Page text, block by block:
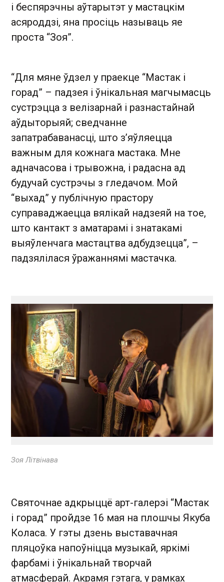
і беспярэчны аўтарытэт у мастацкім
асяроддзі, яна просіць называць яе
проста “Зоя”.
“Для мяне ўдзел у праекце “Мастак і
горад” – падзея і ўнікальная магчымасць
сустрэцца з велізарнай і разнастайнай
аўдыторыяй; сведчанне
запатрабаванасці, што з’яўляецца
важным для кожнага мастака. Мне
адначасова і трывожна, і радасна ад
будучай сустрэчы з гледачом. Мой
“выхад” у публічную прастору
суправаджаецца вялікай надзеяй на тое,
што кантакт з аматарамі і знатакамі
выяўленчага мастацтва адбудзецца”, –
падзялілася ўражаннямі мастачка.
Зоя Літвінава
Святочнае адкрыццё арт-галерэі “Мастак
і горад” пройдзе 16 мая на плошчы Якуба
Коласа. У гэты дзень выставачная
пляцоўка напоўніцца музыкай, яркімі
фарбамі і ўнікальнай творчай
атмасферай. Акрамя гэтага, у рамках